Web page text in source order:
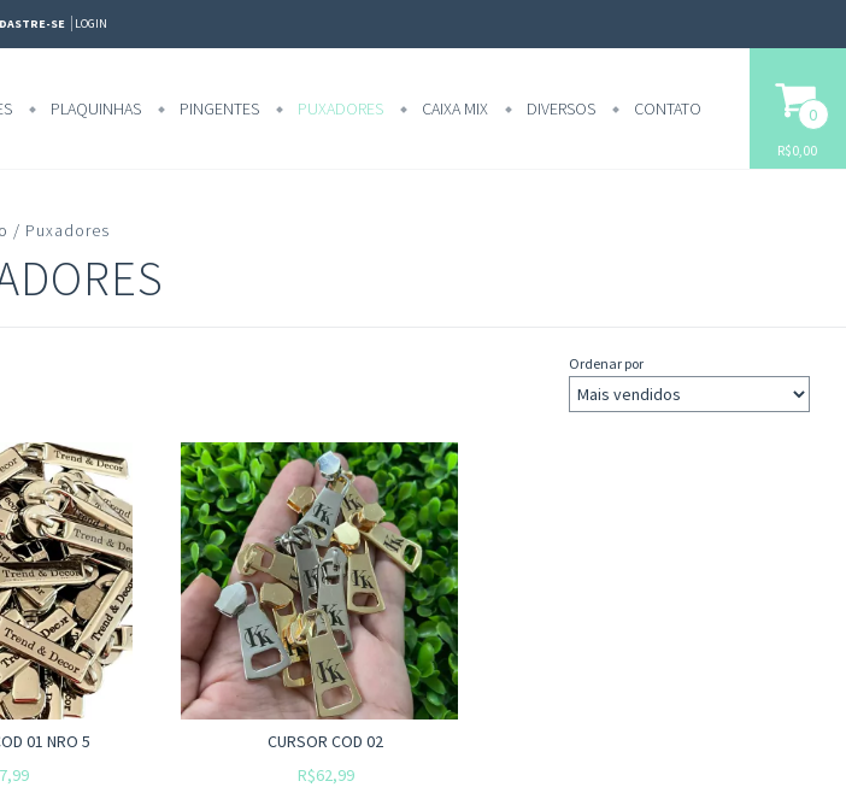
SE LOGIN
PLAQUINHAS PINGENTES PUXADORES CAIXA MIX DIVERSOS CONTATO 0
R$0,00
/ Puxadores
Ordenar por
01 NRO 5
CURSOR COD 02
R$62,99